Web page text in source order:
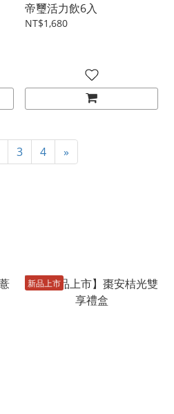
帝璽活力飲6入
NT$1,680
3 4 »
新品上市